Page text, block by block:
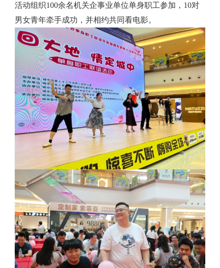
活动组织100余名机关企事业单位单身职工参加，10对
男女青年牵手成功，并相约共同看电影。